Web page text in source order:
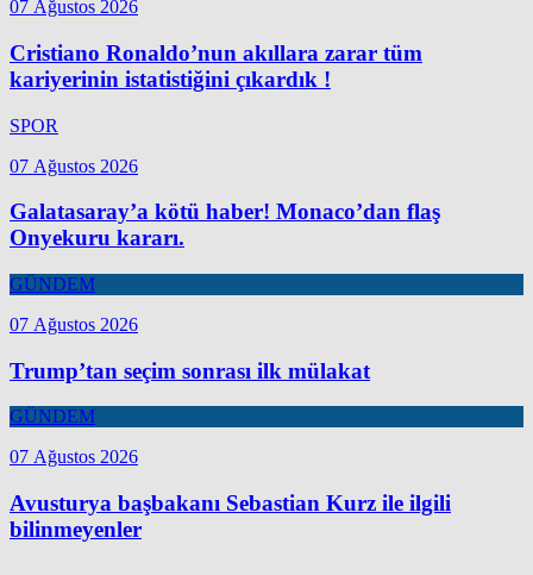
07 Ağustos 2026
Cristiano Ronaldo’nun akıllara zarar tüm
kariyerinin istatistiğini çıkardık !
SPOR
07 Ağustos 2026
Galatasaray’a kötü haber! Monaco’dan flaş
Onyekuru kararı.
GÜNDEM
07 Ağustos 2026
Trump’tan seçim sonrası ilk mülakat
GÜNDEM
07 Ağustos 2026
Avusturya başbakanı Sebastian Kurz ile ilgili
bilinmeyenler